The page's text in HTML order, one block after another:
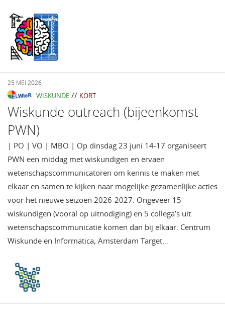
25 MEI 2026
WISKUNDE // KORT
Wiskunde outreach (bijeenkomst
PWN)
| PO | VO | MBO | Op dinsdag 23 juni 14-17 organiseert
PWN een middag met wiskundigen en ervaen
wetenschapscommunicatoren om kennis te maken met
elkaar en samen te kijken naar mogelijke gezamenlijke acties
voor het nieuwe seizoen 2026-2027. Ongeveer 15
wiskundigen (vooral op uitnodiging) en 5 collega’s uit
wetenschapscommunicatie komen dan bij elkaar. Centrum
Wiskunde en Informatica, Amsterdam Target…